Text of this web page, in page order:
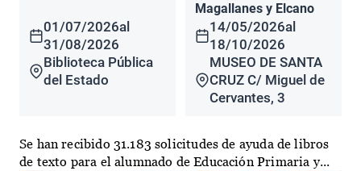
01/07/2026al
31/08/2026
Biblioteca Pública
del Estado
Magallanes y Elcano
14/05/2026al
18/10/2026
MUSEO DE SANTA
CRUZ C/ Miguel de
Cervantes, 3
Se han recibido 31.183 solicitudes de ayuda de libros
de texto para el alumnado de Educación Primaria y...